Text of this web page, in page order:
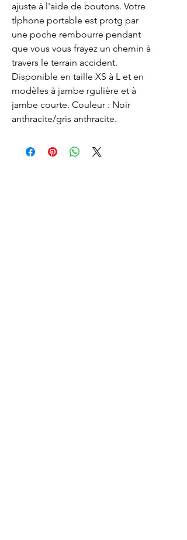
ajuste à l'aide de boutons. Votre
tlphone portable est protg par
une poche rembourre pendant
que vous vous frayez un chemin à
travers le terrain accident.
Disponible en taille XS à L et en
modèles à jambe rgulière et à
jambe courte. Couleur : Noir
anthracite/gris anthracite.